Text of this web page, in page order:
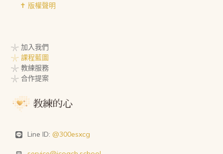
✝︎ 版權聲明
𓇼 加入我們
𓇼 課程藍圖
𓇼 教練服務
𓇼 合作提案
Line ID: @300esxcg